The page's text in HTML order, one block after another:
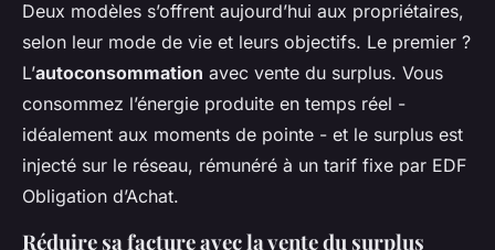
Deux modèles s’offrent aujourd’hui aux propriétaires,
selon leur mode de vie et leurs objectifs. Le premier ?
L’autoconsommation avec vente du surplus. Vous
consommez l’énergie produite en temps réel -
idéalement aux moments de pointe - et le surplus est
injecté sur le réseau, rémunéré à un tarif fixe par EDF
Obligation d’Achat.
Réduire sa facture avec la vente du surplus